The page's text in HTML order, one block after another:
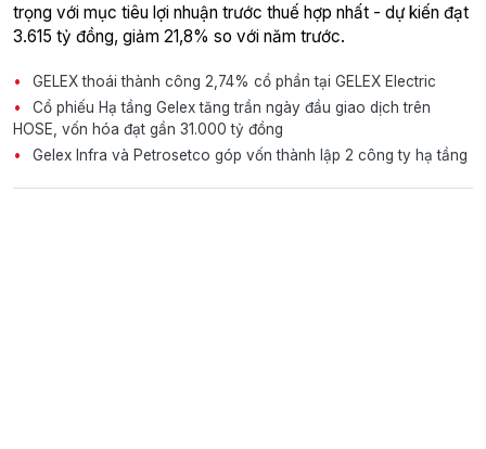
trọng với mục tiêu lợi nhuận trước thuế hợp nhất - dự kiến đạt
3.615 tỷ đồng, giảm 21,8% so với năm trước.
GELEX thoái thành công 2,74% cổ phần tại GELEX Electric
Cổ phiếu Hạ tầng Gelex tăng trần ngày đầu giao dịch trên
HOSE, vốn hóa đạt gần 31.000 tỷ đồng
Gelex Infra và Petrosetco góp vốn thành lập 2 công ty hạ tầng